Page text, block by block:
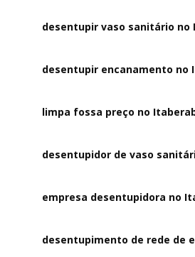
desentupir vaso sanitário no
desentupir encanamento no
limpa fossa preço no
desentupidor de vaso
empresa desentupidora no
desentupimento de rede de